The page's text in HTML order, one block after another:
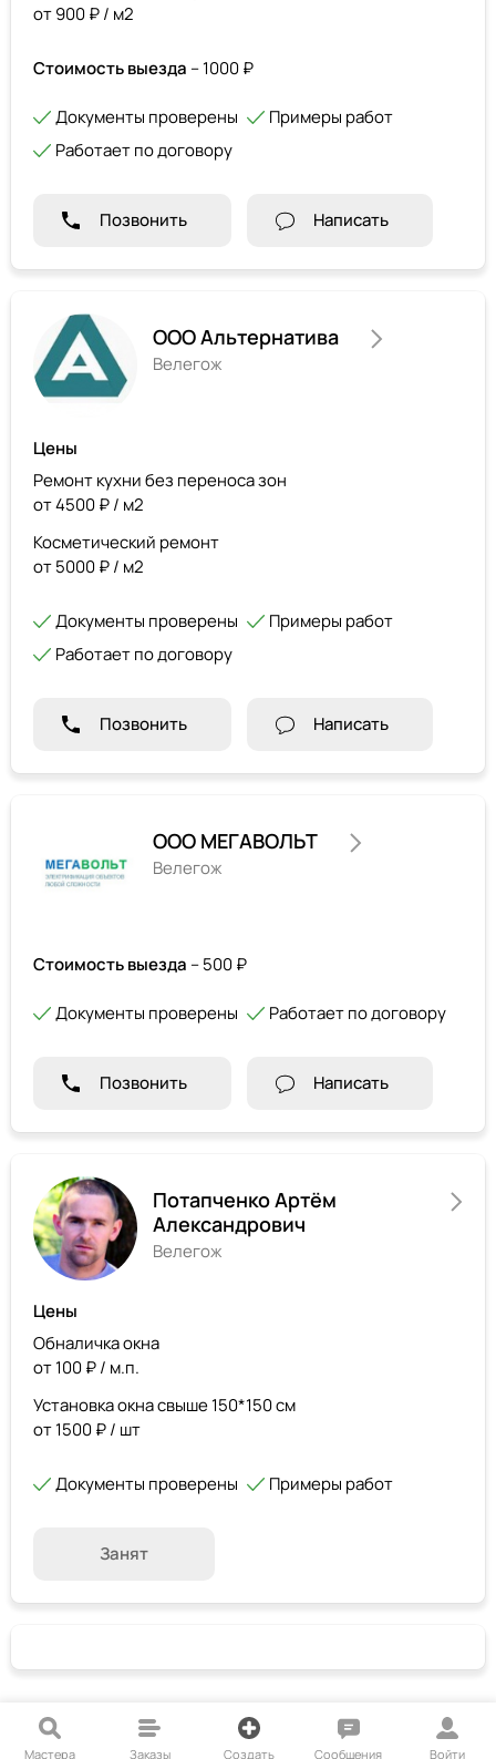
от 900 ₽ / м2
Стоимость выезда – 1000 ₽
Документы проверены
Примеры работ
Работает по договору
Позвонить Написать
ООО Альтернатива
Велегож
Цены
Ремонт кухни без переноса зон
от 4500 ₽ / м2
Косметический ремонт
от 5000 ₽ / м2
Документы проверены
Примеры работ
Работает по договору
Позвонить Написать
ООО МЕГАВОЛЬТ
Велегож
Стоимость выезда – 500 ₽
Документы проверены Работает по договору
Позвонить Написать
Потапченко Артём
Александрович
Велегож
Цены
Обналичка окна
от 100 ₽ / м.п.
Установка окна свыше 150*150 см
от 1500 ₽ / шт
Документы проверены Примеры работ
Занят
Мастера Заказы Создать Сообщения Войти